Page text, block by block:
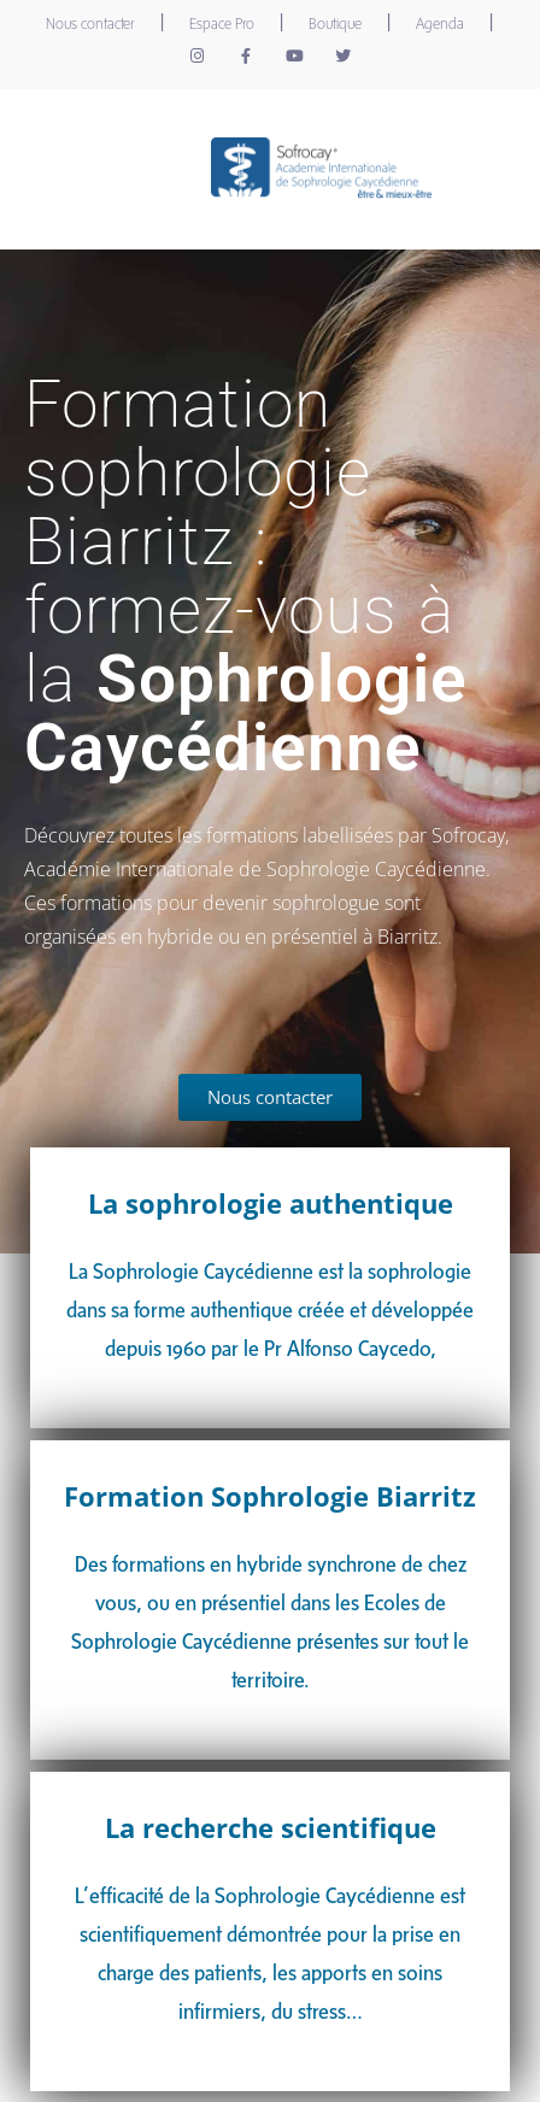
Nous contacter Espace Pro Boutique Agenda
Formation
sophrologie
Biarritz :
formez-vous à
la Sophrologie
Caycédienne
Découvrez toutes les formations labellisées par Sofrocay,
Académie Internationale de Sophrologie Caycédienne.
Ces formations pour devenir sophrologue sont
organisées en hybride ou en présentiel à Biarritz.
Nous contacter
La sophrologie authentique
La Sophrologie Caycédienne est la sophrologie
dans sa forme authentique créée et développée
depuis 1960 par le Pr Alfonso Caycedo,
Formation Sophrologie Biarritz
Des formations en hybride synchrone de chez
vous, ou en présentiel dans les Ecoles de
Sophrologie Caycédienne présentes sur tout le
territoire.
La recherche scientifique
L’efficacité de la Sophrologie Caycédienne est
scientifiquement démontrée pour la prise en
charge des patients, les apports en soins
infirmiers, du stress…